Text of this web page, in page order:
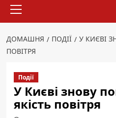
меню
ДОМАШНЯ ПОДІЇ
У КИЄВІ
ПОВІТРЯ
Події
У Києві знову
якість повітря